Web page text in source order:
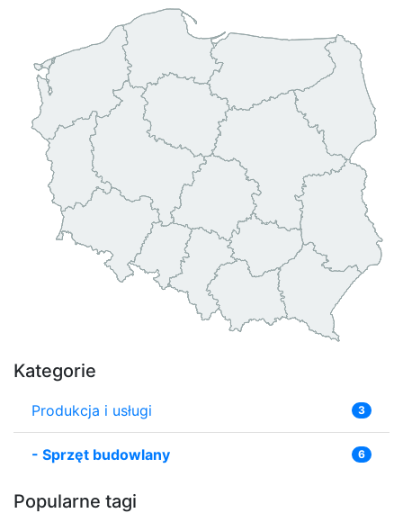
Kategorie
Produkcja i usługi 3
- Sprzęt budowlany 6
Popularne tagi